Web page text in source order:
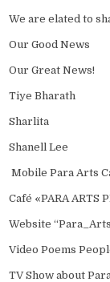
We are elated to
Our Good News
Our Great News!
Tiye Bharath
Sharlita
Shanell Lee
Mobile Para Arts
Café «PARA ARTS
Website
Video Poems
TV Show about